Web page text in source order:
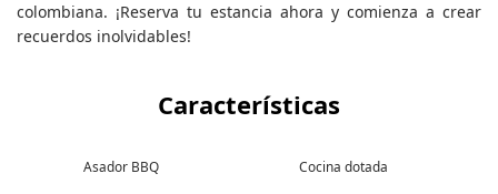
colombiana. ¡Reserva tu estancia ahora y comienza a crear
recuerdos inolvidables!
Características
Asador BBQ Cocina dotada